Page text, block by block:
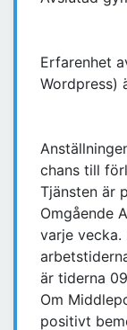
Erfarenhet
Wordpress)
chans till
Tjänsten är
Omgående
varje
är tiderna
Om
positivt